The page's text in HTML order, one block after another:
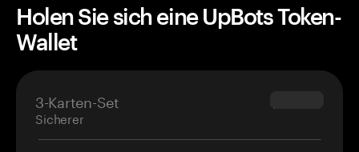
Holen Sie sich eine UpBots Token-
Wallet
3-Karten-Set
Sicherer
$69.90